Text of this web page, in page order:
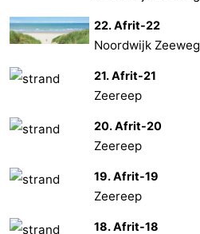
22. Afrit-22
Noordwijk Zeeweg
21. Afrit-21
Zeereep
20. Afrit-20
Zeereep
19. Afrit-19
Zeereep
18. Afrit-18